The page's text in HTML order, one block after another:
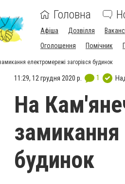
Головна
Афіша Дозвілля
Оголошення
Помічник
електромережі загорівся будинок
11:29, 12 грудня 2020 р. 1
На
замикання
будинок